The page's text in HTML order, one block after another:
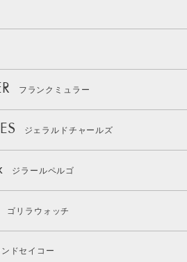
フランクミュラー
ジェラルドチャールズ
ジラールペルゴ
ゴリラウォッチ
ドセイコー